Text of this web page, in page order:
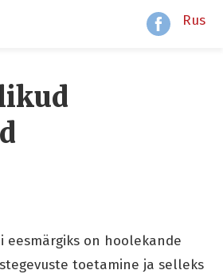
Rus
eesmärgiks on hoolekande
toetamine ja selleks